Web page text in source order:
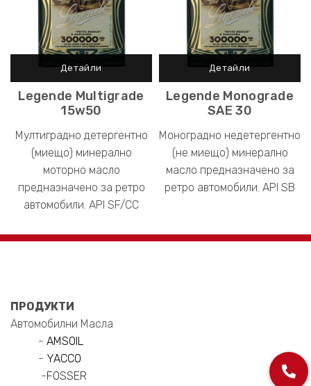
Legende Multigrade
15w50
Мултиградно детергентно
(миещо) минерално
моторно масло
предназначено за ретро
автомобили. API SF/CC
Legende Monograde
SAE 30
Моноградно недетергентно
(не миещо) минерално
масло предназначено за
ретро автомобили. API SB
ПРОДУКТИ
Автомобилни Масла
- AMSOIL
- YACCO
-FOSSER